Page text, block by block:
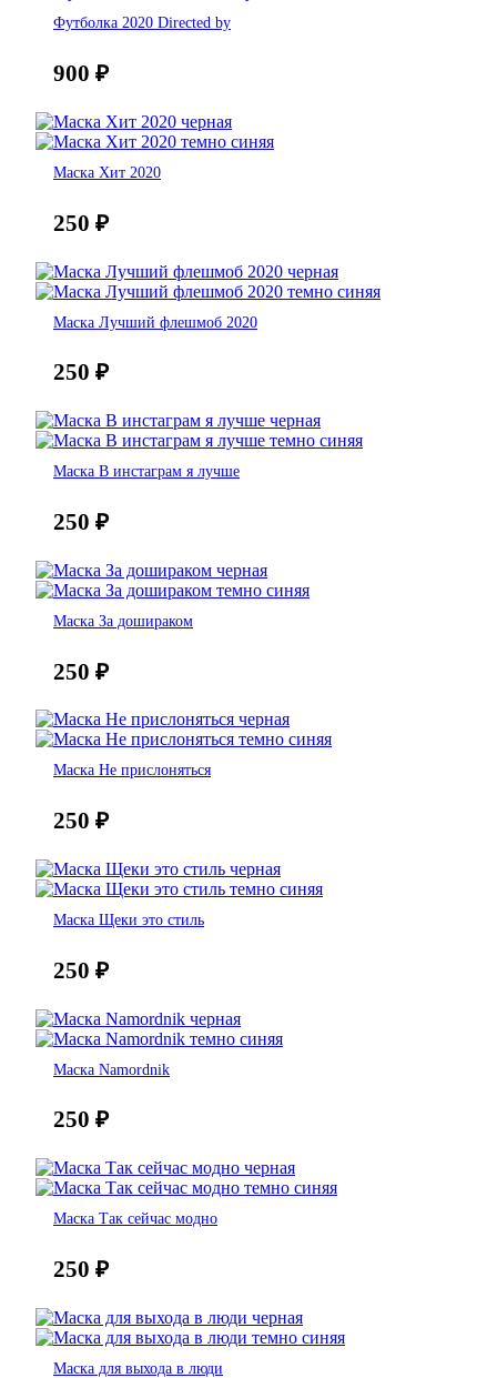
Футболка 2020 Directed by
900 ₽
Маска Хит 2020
250 ₽
Маска Лучший флешмоб 2020
250 ₽
Маска В инстаграм я лучше
250 ₽
Маска За дошираком
250 ₽
Маска Не прислоняться
250 ₽
Маска Щеки это стиль
250 ₽
Маска Namordnik
250 ₽
Маска Так сейчас модно
250 ₽
Маска для выхода в люди